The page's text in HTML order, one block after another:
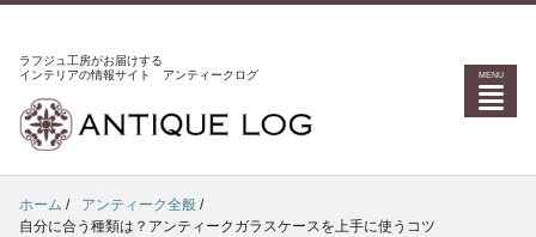
ラフジュ工房がお届けする
インテリアの情報サイト アンティークログ
ホーム / アンティーク全般 /
自分に合う種類は？アンティークガラスケースを上手に使うコツ